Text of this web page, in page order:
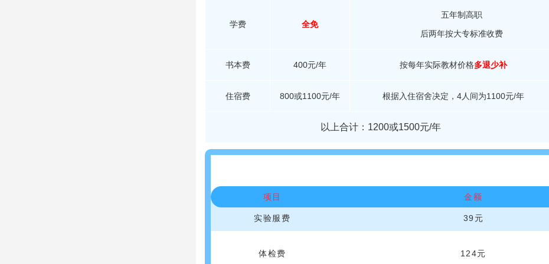
学费 全免
五年制高职
后两年按大专标准收费
书本费 400元/年 按每年实际教材价格多退少补
住宿费 800或1100元/年 根据入住宿舍决定，4人间为1100元/年
以上合计：1200或1500元/年
项目 金额
实验服费 39元
体检费 124元